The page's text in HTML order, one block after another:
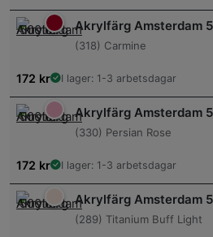
Akrylfärg Amsterdam
(318) Carmine
172 kr I lager: 1-3 arbetsdagar
Akrylfärg Amsterdam
(330) Persian Rose
172 kr I lager: 1-3 arbetsdagar
Akrylfärg Amsterdam
(289) Titanium Buff Light